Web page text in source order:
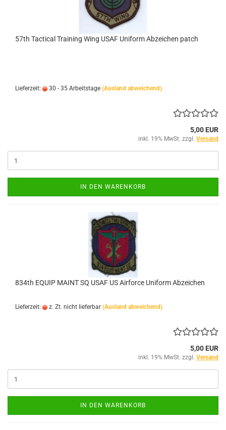
57th Tactical Training Wing USAF Uniform Abzeichen patch
Lieferzeit: 30 - 35 Arbeitstage (Ausland abweichend)
5,00 EUR
inkl. 19% MwSt. zzgl. Versand
IN DEN WARENKORB
834th EQUIP MAINT SQ USAF US Airforce Uniform Abzeichen
Lieferzeit: z. Zt. nicht lieferbar (Ausland abweichend)
5,00 EUR
inkl. 19% MwSt. zzgl. Versand
IN DEN WARENKORB